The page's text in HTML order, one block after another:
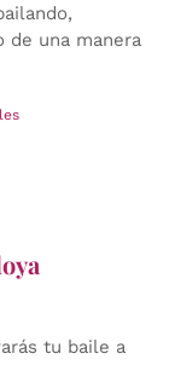
de una manera
tu baile a